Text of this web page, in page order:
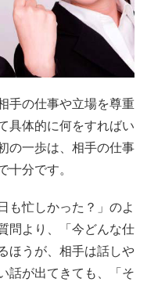
手の仕事や立場を尊重
具体的に何をすればい
の一歩は、相手の仕事
十分です。
も忙しかった？」のよ
問より、「今どんな仕
ほうが、相手は話しや
話が出てきても、「そ